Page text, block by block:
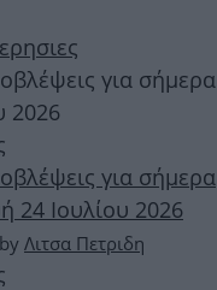
για
2026
για σήμερα
24 Ιουλίου 2026
by Λιτσα Πετριδη